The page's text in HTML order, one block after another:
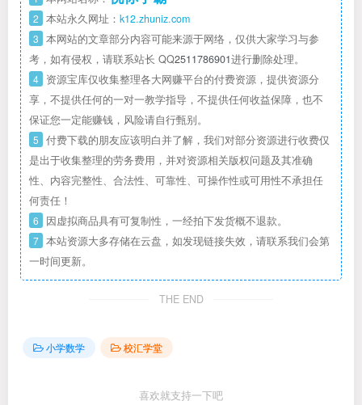
2 本站永久网址： k12.zhuniz.com
3 本网站的文章部分内容可能来源于网络，仅供大家学习与参
考，如有侵权，请联系站长 QQ2511786901进行删除处理。
4 资源宝库仅收集整理各大网赚平台的付费资源，提供资源分
享，不提供任何的一对一教学指导，不提供任何收益保障，也不
保证您一定能赚钱，风险请自行甄别。
5 付费下载的朋友应该明白并了解，我们对部分资源进行收费仅
是出于收集整理的劳务费用，并对资源相关版权问题及其准确
性、内容完整性、合法性、可靠性、可操作性或可用性不承担任
何责任！
6 因虚拟商品具有可复制性，一经拍下发货概不退款。
7 本站资源大多存储在云盘，如发现链接失效，请联系我们会第
一时间更新。
THE END
小学数学 校汇学堂
喜欢就支持一下吧